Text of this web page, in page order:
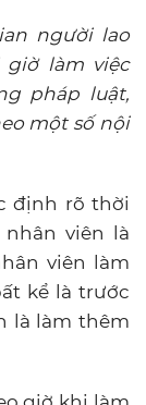
người lao
làm việc
pháp luật,
một số nội
định rõ thời
viên là
viên làm
kể là trước
là làm thêm